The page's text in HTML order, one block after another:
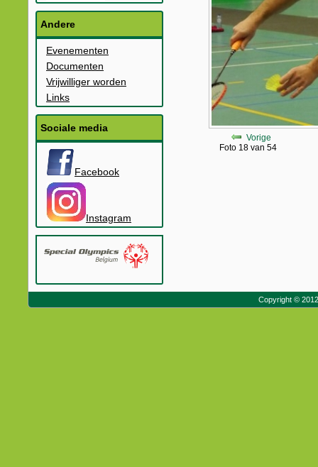
Andere
Evenementen
Documenten
Vrijwilliger worden
Links
Sociale media
Facebook
Instagram
Vorige
Foto 18 van 54
Copyright ©